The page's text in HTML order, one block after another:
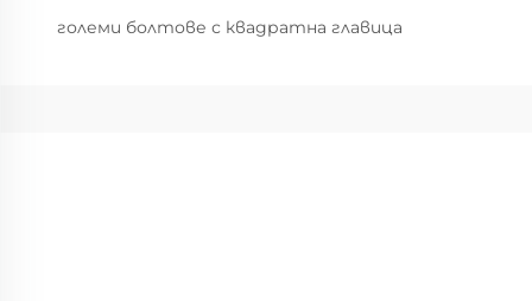
големи болтове с квадратна главица